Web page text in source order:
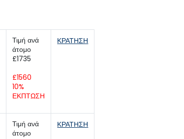
Τιμή ανά
άτομο
£1560
10%
ΕΚΠΤΩΣΗ
ΚΡΑΤΗΣΗ
Τιμή ανά
άτομο
ΚΡΑΤΗΣΗ